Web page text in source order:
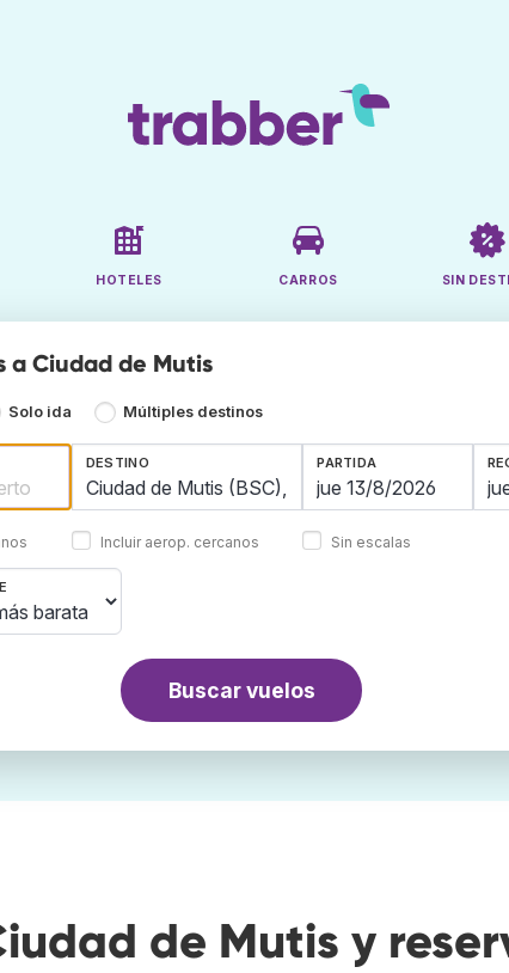
HOTELES CARROS SIN
a Ciudad de Mutis
Solo ida Múltiples destinos
DESTINO
Incluir aerop. cercanos
PARTIDA
Sin escalas
Buscar vuelos
de Mutis y